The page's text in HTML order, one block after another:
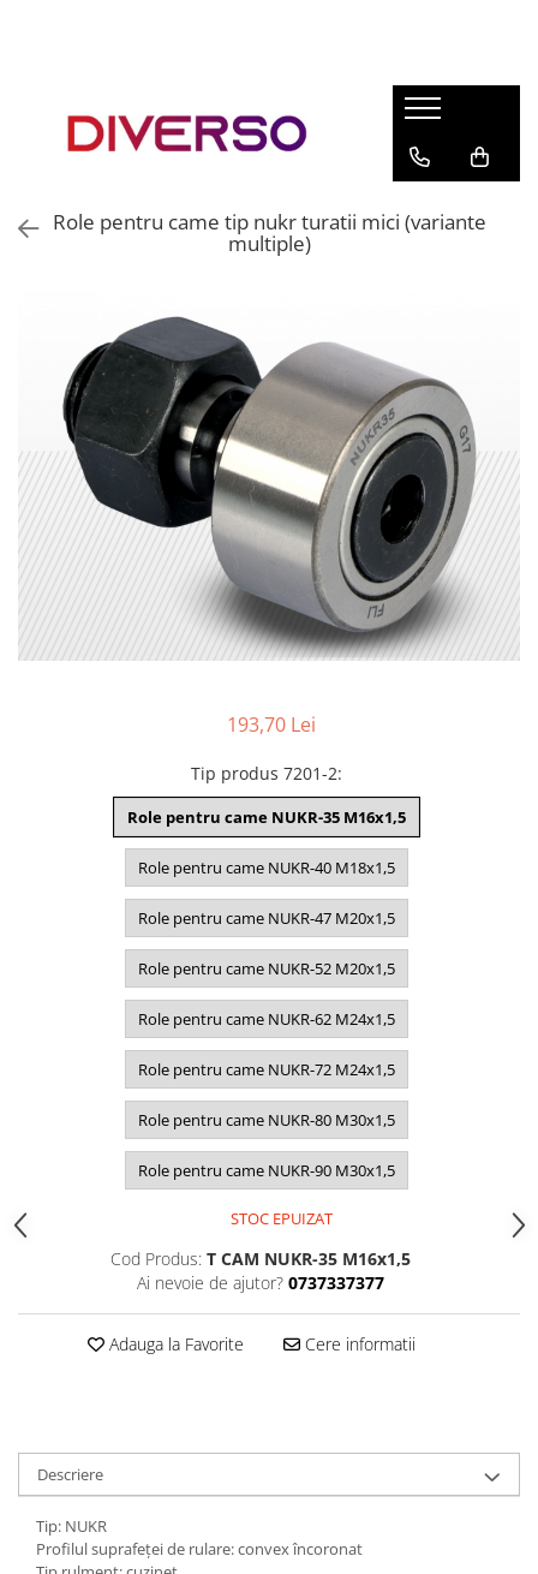
ASA
PMMA
MULTIMATERIAL
Role pentru came tip nukr turatii mici (variante
multiple)
193,70 Lei
Tip produs 7201-2:
Role pentru came NUKR-35 M16x1,5
Role pentru came NUKR-40 M18x1,5
Role pentru came NUKR-47 M20x1,5
Role pentru came NUKR-52 M20x1,5
Role pentru came NUKR-62 M24x1,5
Role pentru came NUKR-72 M24x1,5
Role pentru came NUKR-80 M30x1,5
Role pentru came NUKR-90 M30x1,5
STOC EPUIZAT
Cod Produs: T CAM NUKR-35 M16x1,5
Ai nevoie de ajutor? 0737337377
Adauga la Favorite Cere informatii
Descriere
Tip: NUKR
Profilul suprafeței de rulare: convex încoronat